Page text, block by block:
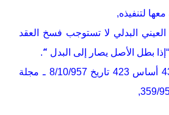
لتنفيذه,
العيني البدلي لا تستوجب فسخ العقد
“إذا بطل الأصل يصار إلى البدل “َ.
نقض مدني سوري 432 أساس 423 تاريخ 8/10/957 ـ مجلة